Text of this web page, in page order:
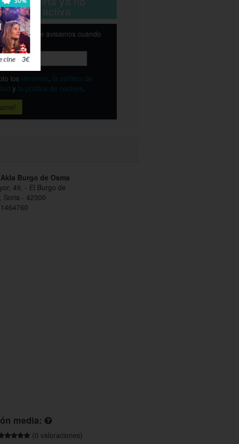
está activa
tu email y te avisamos cuando
los términos, la política de
y la política de cookies.
Burgo de Osma
49, - El Burgo de
Soria - 42300
media:
(0 valoraciones)